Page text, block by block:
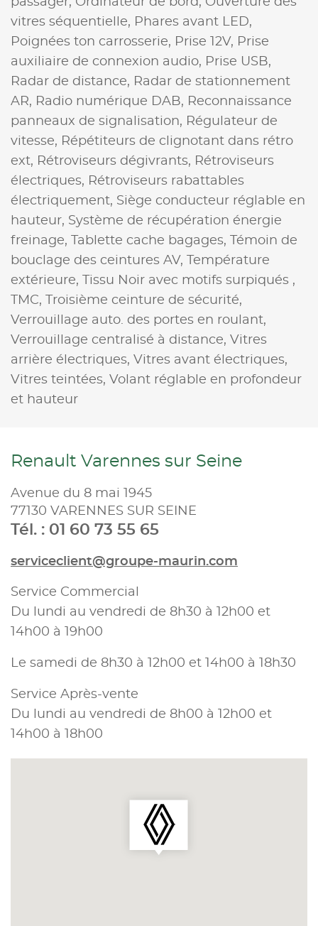
vitres séquentielle, Phares avant LED,
Poignées ton carrosserie, Prise 12V, Prise
auxiliaire de connexion audio, Prise USB,
Radar de distance, Radar de stationnement
AR, Radio numérique DAB, Reconnaissance
panneaux de signalisation, Régulateur de
vitesse, Répétiteurs de clignotant dans rétro
ext, Rétroviseurs dégivrants, Rétroviseurs
électriques, Rétroviseurs rabattables
électriquement, Siège conducteur réglable en
hauteur, Système de récupération énergie
freinage,
Tablette cache bagages,
Témoin de
bouclage des ceintures AV,
Température
extérieure,
Tissu Noir avec motifs surpiqués ,
TMC,
Troisième ceinture de sécurité,
Verrouillage auto. des portes en roulant,
Verrouillage centralisé à distance, Vitres
arrière électriques, Vitres avant électriques,
Vitres teintées, Volant réglable en profondeur
et hauteur
Renault Varennes sur Seine
Avenue du 8 mai 1945
77130 VARENNES SUR SEINE
Tél. : 01 60 73 55 65
serviceclient@groupe-maurin.com
Service Commercial
Du lundi au vendredi de 8h30 à 12h00 et
14h00 à 19h00
Le samedi de 8h30 à 12h00 et 14h00 à 18h30
Service Après-vente
Du lundi au vendredi de 8h00 à 12h00 et
14h00 à 18h00